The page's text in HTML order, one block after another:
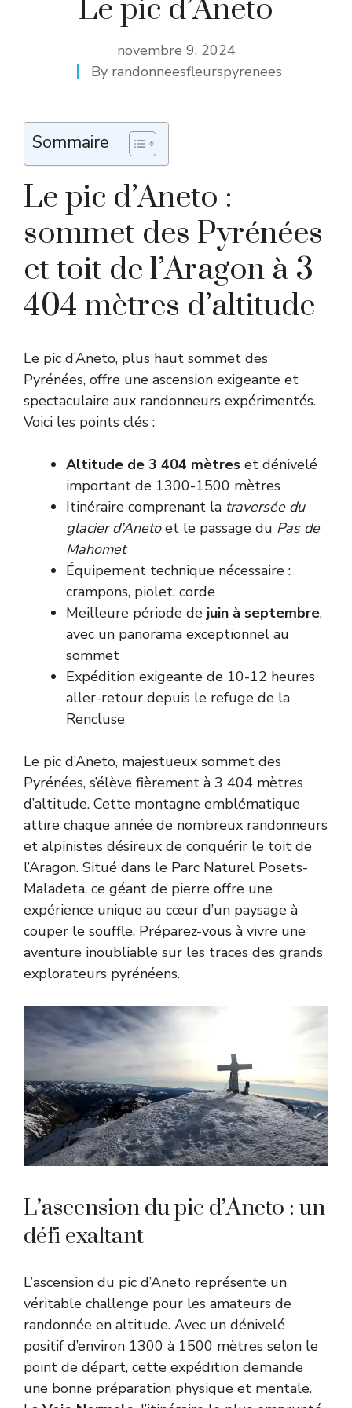
Le pic d’Aneto
novembre 9, 2024
By randonneesfleurspyrenees
Sommaire
Le pic d’Aneto :
sommet des Pyrénées
et toit de l’Aragon à 3
404 mètres d’altitude
Le pic d’Aneto, plus haut sommet des
Pyrénées, offre une ascension exigeante et
spectaculaire aux randonneurs expérimentés.
Voici les points clés :
Altitude de 3 404 mètres et dénivelé
important de 1300-1500 mètres
Itinéraire comprenant la traversée du
glacier d’Anetoet le passage du Pas de
Mahomet
Équipement technique nécessaire :
crampons, piolet, corde
Meilleure période de juin à septembre,
avec un panorama exceptionnel au
sommet
Expédition exigeante de 10-12 heures
aller-retour depuis le refuge de la
Rencluse
Le pic d’Aneto, majestueux sommet des
Pyrénées, s’élève fièrement à 3 404 mètres
d’altitude. Cette montagne emblématique
attire chaque année de nombreux randonneurs
et alpinistes désireux de conquérir le toit de
l’Aragon. Situé dans le Parc Naturel Posets-
Maladeta, ce géant de pierre offre une
expérience unique au cœur d’un paysage à
couper le souffle. Préparez-vous à vivre une
aventure inoubliable sur les traces des grands
explorateurs pyrénéens.
L’ascension du pic d’Aneto : un
défi exaltant
L’ascension du pic d’Aneto représente un
véritable challenge pour les amateurs de
randonnée en altitude. Avec un dénivelé
positif d’environ 1300 à 1500 mètres selon le
point de départ, cette expédition demande
une bonne préparation physique et mentale.